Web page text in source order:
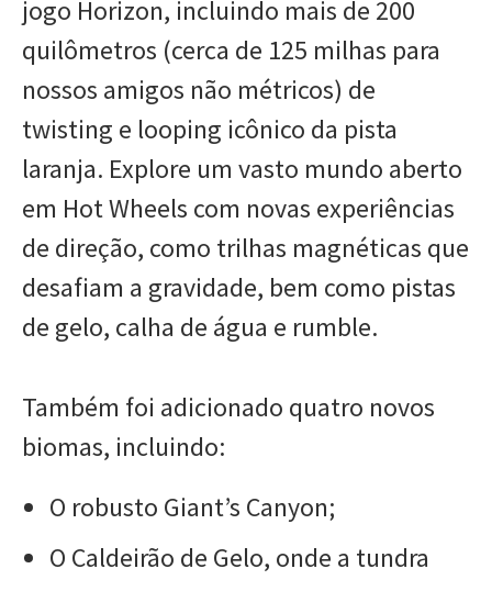
jogo Horizon, incluindo mais de 200
quilômetros (cerca de 125 milhas para
nossos amigos não métricos) de
twisting e looping icônico da pista
laranja. Explore um vasto mundo aberto
em Hot Wheels com novas experiências
de direção, como trilhas magnéticas que
desafiam a gravidade, bem como pistas
de gelo, calha de água e rumble.
Também foi adicionado quatro novos
biomas, incluindo:
O robusto Giant’s Canyon;
O Caldeirão de Gelo, onde a tundra